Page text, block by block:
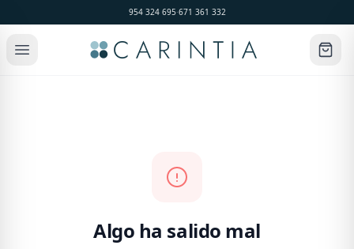
954 324 695·671 361 332
Algo ha salido mal